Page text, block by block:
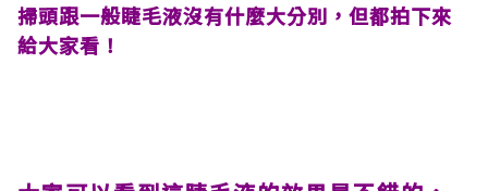
掃頭跟一般睫毛液沒有什麼大分別，但都拍下來
給大家看！